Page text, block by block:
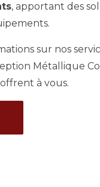
, apportant des
sur nos
Métallique
à vous.